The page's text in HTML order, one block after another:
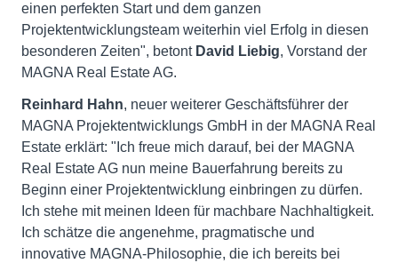
einen perfekten Start und dem ganzen
Projektentwicklungsteam weiterhin viel Erfolg in diesen
besonderen Zeiten", betont David Liebig, Vorstand der
MAGNA Real Estate AG.
Reinhard Hahn, neuer weiterer Geschäftsführer der
MAGNA Projektentwicklungs GmbH in der MAGNA Real
Estate erklärt: "Ich freue mich darauf, bei der MAGNA
Real Estate AG nun meine Bauerfahrung bereits zu
Beginn einer Projektentwicklung einbringen zu dürfen.
Ich stehe mit meinen Ideen für machbare Nachhaltigkeit.
Ich schätze die angenehme, pragmatische und
innovative MAGNA-Philosophie, die ich bereits bei